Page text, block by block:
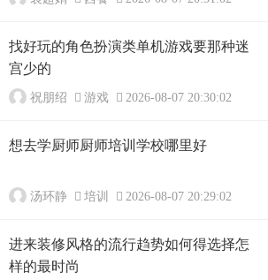
找好玩的角色扮演类单机游戏要那种迷
宫少的
祝朋绍 游戏 2026-08-07 20:30:02
想去学厨师厨师培训学校哪里好
汤环静 培训 2026-08-07 20:29:02
进来装修风格的流行趋势如何得选择怎
样的最时尚